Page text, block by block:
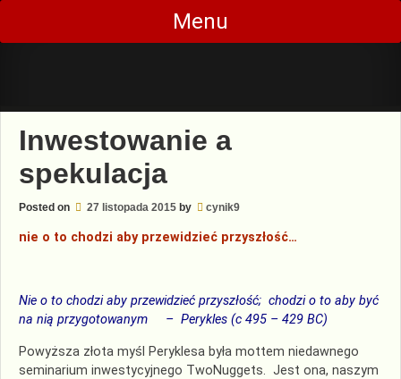
Skip
content
Menu
Inwestowanie a
spekulacja
Posted on 27 listopada 2015 by cynik9
nie o to chodzi aby przewidzieć przyszłość…
Nie o to chodzi aby przewidzieć przyszłość; chodzi o to aby być
na nią przygotowanym – Perykles (c 495 – 429 BC)
Powyższa złota myśl Peryklesa była mottem niedawnego
seminarium inwestycyjnego TwoNuggets. Jest ona, naszym